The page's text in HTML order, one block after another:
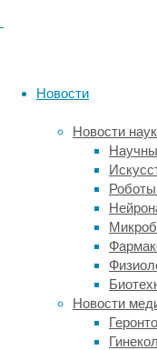
Новости
Новости
Роботы
Новости
данных,
эту
идею,
довольно
мало.
Целью
авторов
нового
стало
восполнить
пробел